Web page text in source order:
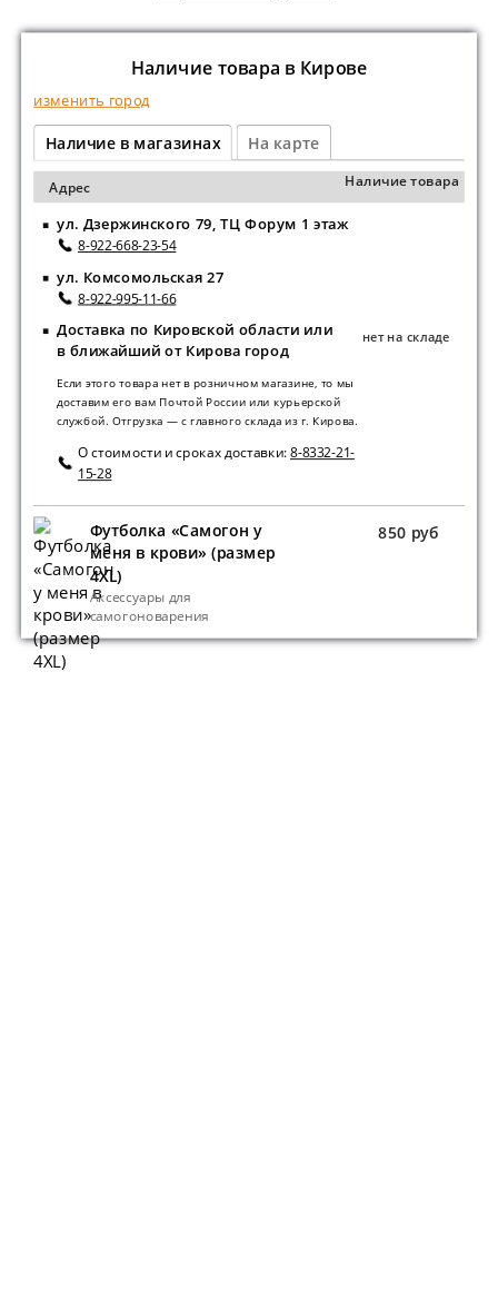
Наличие товара в Кирове
изменить город
Наличие в магазинах На карте
Адрес Наличие товара
ул. Дзержинского 79, ТЦ Форум 1 этаж
8-922-668-23-54
ул. Комсомольская 27
8-922-995-11-66
Доставка по Кировской области или
в ближайший от Кирова город
Если этого товара нет в розничном магазине, то мы
доставим его вам Почтой России или курьерской
службой. Отгрузка — с главного склада из г. Кирова.
О стоимости и сроках доставки:8-8332-21-
15-28
нет на складе
Футболка «Самогон у
меня в крови» (размер
4XL)
Аксессуары для
самогоноварения
850 руб